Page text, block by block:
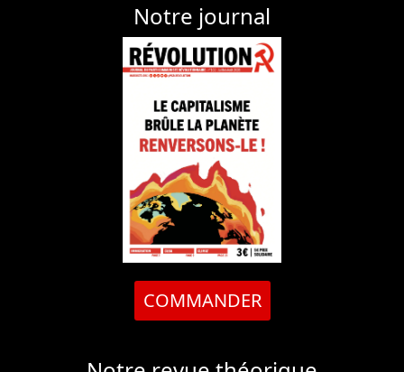
Notre journal
COMMANDER